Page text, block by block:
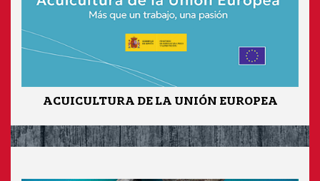
ACUICULTURA DE LA UNIÓN EUROPEA